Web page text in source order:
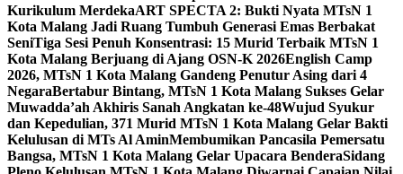
Kurikulum MerdekaART SPECTA 2: Bukti Nyata MTsN 1
Kota Malang Jadi Ruang Tumbuh Generasi Emas Berbakat
SeniTiga Sesi Penuh Konsentrasi: 15 Murid Terbaik MTsN 1
Kota Malang Berjuang di Ajang OSN-K 2026English Camp
2026, MTsN 1 Kota Malang Gandeng Penutur Asing dari 4
NegaraBertabur Bintang, MTsN 1 Kota Malang Sukses Gelar
Muwadda’ah Akhiris Sanah Angkatan ke-48Wujud Syukur
dan Kepedulian, 371 Murid MTsN 1 Kota Malang Gelar Bakti
Kelulusan di MTs Al AminMembumikan Pancasila Pemersatu
Bangsa, MTsN 1 Kota Malang Gelar Upacara BenderaSidang